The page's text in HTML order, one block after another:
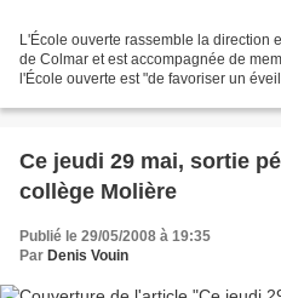
L'École ouverte rassemble la direction
de Colmar et est accompagnée de
l'École ouverte est "de favoriser un
Ce jeudi 29 mai, sortie
collège Molière
Publié le 29/05/2008 à 19:35
Par Denis Vouin